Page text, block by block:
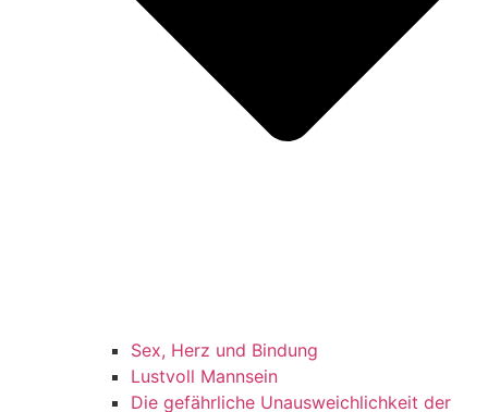
Sex, Herz und Bindung
Lustvoll Mannsein
Die gefährliche Unausweichlichkeit der